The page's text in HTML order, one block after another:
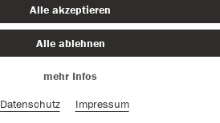
Alle akzeptieren
Alle ablehnen
mehr Infos
Datenschutz
Impressum